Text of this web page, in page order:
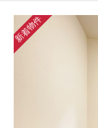
新着物件